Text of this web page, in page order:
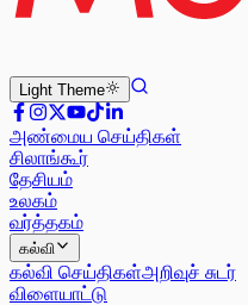
Light Theme
அண்மைய செய்திகள்
சிலாங்கூர்
தேசியம்
உலகம்
வர்த்தகம்
கல்வி
கல்வி செய்திகள்அறிவுச் சுடர்
விளையாட்டு